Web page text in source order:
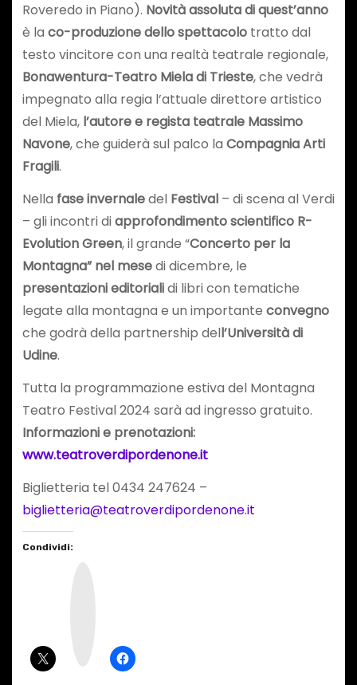
Roveredo in Piano). Novità assoluta di quest’anno
è la co-produzione dello spettacolotratto dal
testo vincitore con una realtà teatrale regionale,
Bonawentura-Teatro Miela di Trieste, che vedrà
impegnato alla regia l’attuale direttore artistico
del Miela, l’autore e regista teatrale Massimo
Navone, che guiderà sul palco la Compagnia Arti
Fragili.
Nella fase invernaledel Festival– di scena al Verdi
– gli incontri diapprofondimento scientifico R-
Evolution Green, il grande “Concerto per la
Montagna” nel mesedi dicembre, le
presentazioni editorialidi libri con tematiche
legate alla montagna e un importante convegno
che godrà della partnership dell’Università di
Udine.
Tutta la programmazione estiva del Montagna
Teatro Festival 2024 sarà ad ingresso gratuito.
Informazioni e prenotazioni:
www.teatroverdipordenone.it
Biglietteria tel 0434 247624 –
biglietteria@teatroverdipordenone.it
Condividi: